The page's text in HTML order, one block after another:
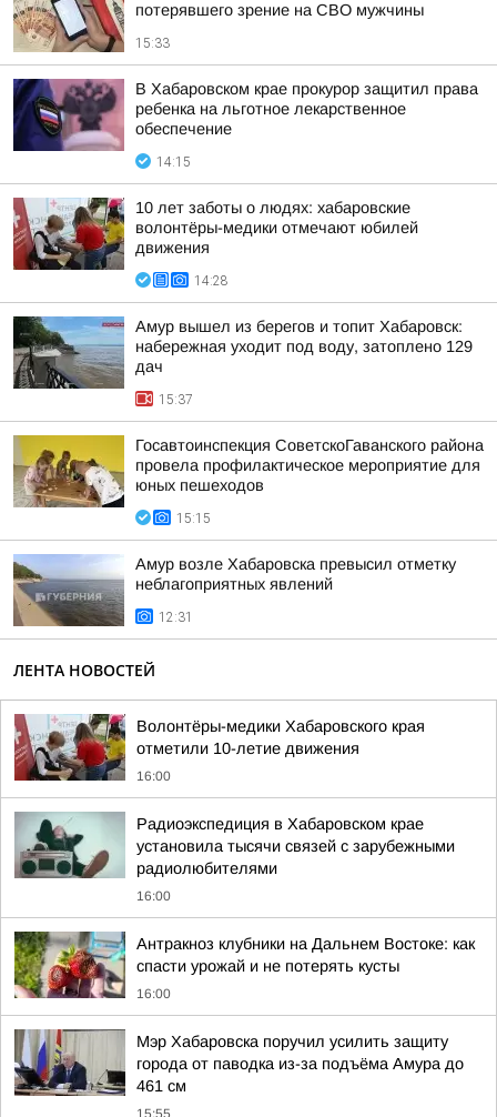
потерявшего зрение на СВО мужчины
15:33
В Хабаровском крае прокурор защитил права
ребенка на льготное лекарственное
обеспечение
14:15
10 лет заботы о людях: хабаровские
волонтёры-медики отмечают юбилей
движения
14:28
Амур вышел из берегов и топит Хабаровск:
набережная уходит под воду, затоплено 129
дач
15:37
Госавтоинспекция СоветскоГаванского района
провела профилактическое мероприятие для
юных пешеходов
15:15
Амур возле Хабаровска превысил отметку
неблагоприятных явлений
12:31
ЛЕНТА НОВОСТЕЙ
Волонтёры-медики Хабаровского края
отметили 10-летие движения
16:00
Радиоэкспедиция в Хабаровском крае
установила тысячи связей с зарубежными
радиолюбителями
16:00
Антракноз клубники на Дальнем Востоке: как
спасти урожай и не потерять кусты
16:00
Мэр Хабаровска поручил усилить защиту
города от паводка из-за подъёма Амура до
461 см
15:55